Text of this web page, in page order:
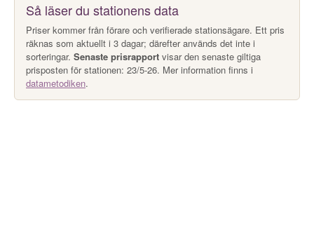
Så läser du stationens data
Priser kommer från förare och verifierade stationsägare. Ett pris
räknas som aktuellt i 3 dagar; därefter används det inte i
sorteringar. Senaste prisrapport visar den senaste giltiga
prisposten för stationen: 23/5-26. Mer information finns i
datametodiken.